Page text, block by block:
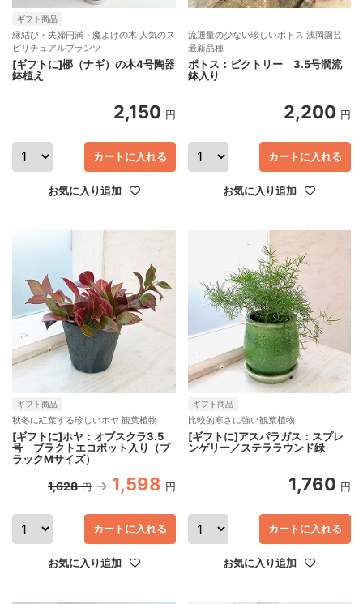
ギフト商品
縁結び・夫婦円満・魔よけの木 人気のス
ピリチュアルプランツ
[ギフトに]梛（ナギ）の木4号陶器
鉢植え
2,150 円
お気に入り追加
カートに入れる
流通量の少ない珍しいポトス 浅岡園芸
最新品種
ポトス：ビクトリー 3.5号潤流
鉢入り
2,200 円
お気に入り追加
カートに入れる
ギフト商品
秋冬に紅葉する珍しいホヤ 観葉植物
[ギフトに]ホヤ：オブスクラ3.5
号 ブラクトエコポット入り（ブ
ラックMサイズ）
1,628 円 1,598 円
お気に入り追加
カートに入れる
ギフト商品
比較的寒さに強い観葉植物
[ギフトに]アスパラガス：スプレ
ンゲリー／ステララウンド緑
1,760 円
お気に入り追加
カートに入れる